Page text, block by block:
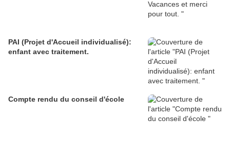
PAI (Projet d'Accueil individualisé):
enfant avec traitement.
Compte rendu du conseil d'école